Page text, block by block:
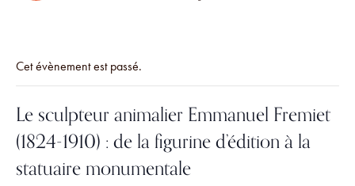
Cet évènement est passé.
Le sculpteur animalier Emmanuel Fremiet
(1824-1910) : de la figurine d’édition à la
statuaire monumentale